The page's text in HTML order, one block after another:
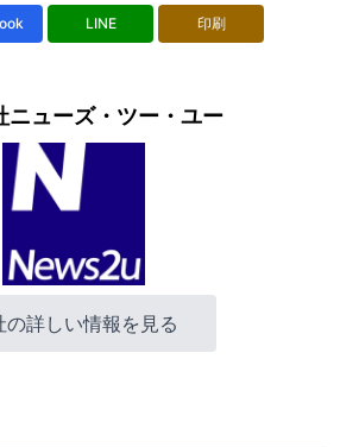
LINE 印刷
ニューズ・ツー・ユー
の詳しい情報を見る